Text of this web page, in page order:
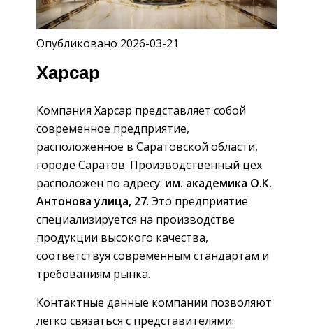
Опубликовано 2026-03-21
Харсар
Компания Харсар представляет собой
современное предприятие,
расположенное в Саратовской области,
городе Саратов. Производственный цех
расположен по адресу: им. академика О.К.
Антонова улица, 27. Это предприятие
специализируется на производстве
продукции высокого качества,
соответствуя современным стандартам и
требованиям рынка.
Контактные данные компании позволяют
легко связаться с представителями: